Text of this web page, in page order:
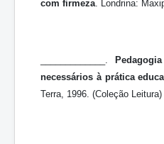
com firmeza . Londrina:
necessários à prática
Terra, 1996. (Coleção Leitura)